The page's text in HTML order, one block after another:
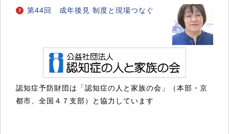
第44回 成年後見 制度と現場つなぐ
認知症予防財団は「認知症の人と家族の会」（本部・京
都市、全国４７支部）と協力しています